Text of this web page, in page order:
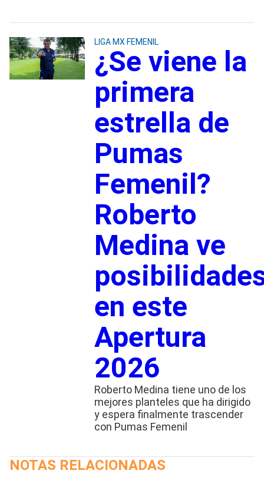
LIGA MX FEMENIL
¿Se viene la
primera
estrella de
Pumas
Femenil?
Roberto
Medina ve
en este
Apertura
2026
Roberto Medina tiene uno de los
mejores planteles que ha dirigido
y espera finalmente trascender
con Pumas Femenil
NOTAS RELACIONADAS